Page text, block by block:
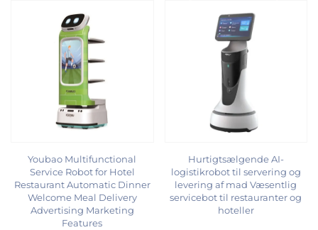
Youbao Multifunctional
Service Robot for Hotel
Restaurant Automatic Dinner
Welcome Meal Delivery
Advertising Marketing
Features
Hurtigtsælgende AI-
logistikrobot til servering og
levering af mad Væsentlig
servicebot til restauranter og
hoteller